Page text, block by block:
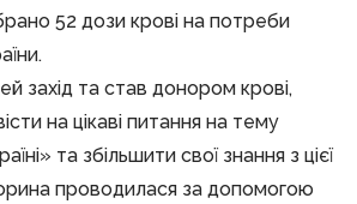
52 дози крові на потреби
захід та став донором крові,
на цікаві питання на тему
та збільшити свої знання з цієї
проводилася за допомогою